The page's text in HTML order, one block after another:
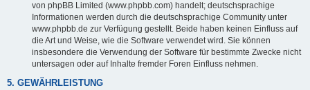
von phpBB Limited (www.phpbb.com) handelt; deutschsprachige
Informationen werden durch die deutschsprachige Community unter
www.phpbb.de zur Verfügung gestellt. Beide haben keinen Einfluss auf
die Art und Weise, wie die Software verwendet wird. Sie können
insbesondere die Verwendung der Software für bestimmte Zwecke nicht
untersagen oder auf Inhalte fremder Foren Einfluss nehmen.
5. GEWÄHRLEISTUNG